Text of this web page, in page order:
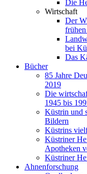
Die
Wirtschaft
Der
bei
Das
Bücher
85 Jahre
2019
Die
1945 bis
Küstrin und
Bildern
Küstrins
Küstriner
Apotheken
Küstriner
Ahnenforschung